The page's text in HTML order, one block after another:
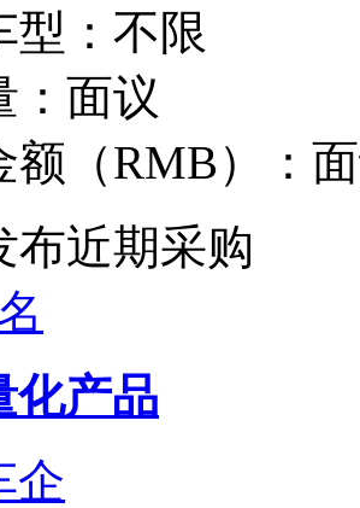
： 不限
面议
额（RMB）：
布近期采购
化产品
企